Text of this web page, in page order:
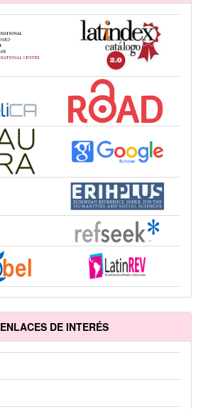
ENLACES DE INTERÉS